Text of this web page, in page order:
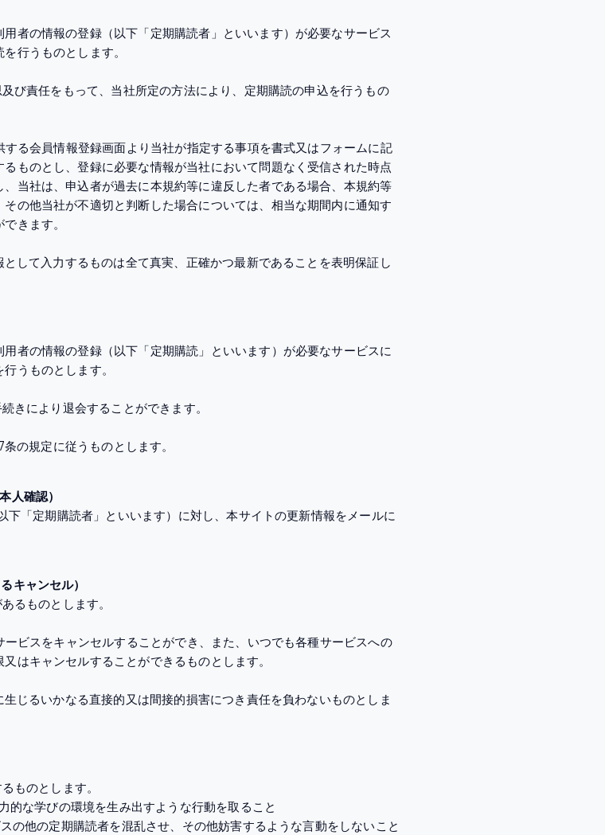
者の情報の登録（以下「定期購読者」といいます）が必要なサービス
行うものとします。
び責任をもって、当社所定の方法により、定期購読の申込を行うもの
る会員情報登録画面より当社が指定する事項を書式又はフォームに記
ものとし、登録に必要な情報が当社において問題なく受信された時点
当社は、申込者が過去に本規約等に違反した者である場合、本規約等
の他当社が不適切と判断した場合については、相当な期間内に通知す
きます。
して入力するものは全て真実、正確かつ最新であることを表明保証し
者の情報の登録（以下「定期購読」といいます）が必要なサービスに
うものとします。
きにより退会することができます。
の規定に従うものとします。
人確認）
下「定期購読者」といいます）に対し、本サイトの更新情報をメールに
キャンセル）
るものとします。
ビスをキャンセルすることができ、また、いつでも各種サービスへの
はキャンセルすることができるものとします。
じるいかなる直接的又は間接的損害につき責任を負わないものとしま
ものとします。
的な学びの環境を生み出すような行動を取ること
の他の定期購読者を混乱させ、その他妨害するような言動をしないこと